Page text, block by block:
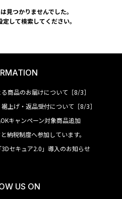
見つかりませんでした。
して検索してください。
商品のお届けについて［8/3］
上げ・返品受付について［8/3］
OKキャンペーン対象商品追加
納税制度へ参加しています。
セキュア2.0」導入のお知らせ
US ON